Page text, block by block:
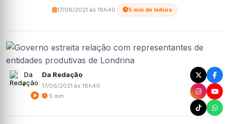
17/06/2021 às 18h40 5 min de leitura
Da Redação
17/06/2021 às 18h40
5 min